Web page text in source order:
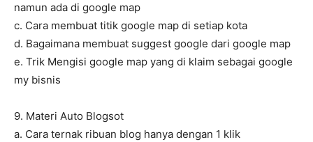
namun ada di google map
c. Cara membuat titik google map di setiap kota
d. Bagaimana membuat suggest google dari google map
e. Trik Mengisi google map yang di klaim sebagai google
my bisnis
9. Materi Auto Blogsot
a. Cara ternak ribuan blog hanya dengan 1 klik